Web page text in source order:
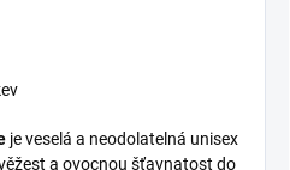
je veselá a neodolatelná unisex
a ovocnou šťavnatost do